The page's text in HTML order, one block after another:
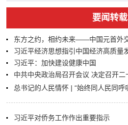
要闻转载
习近平：加快建设健康中国
习近平对侨务工作作出重要指示